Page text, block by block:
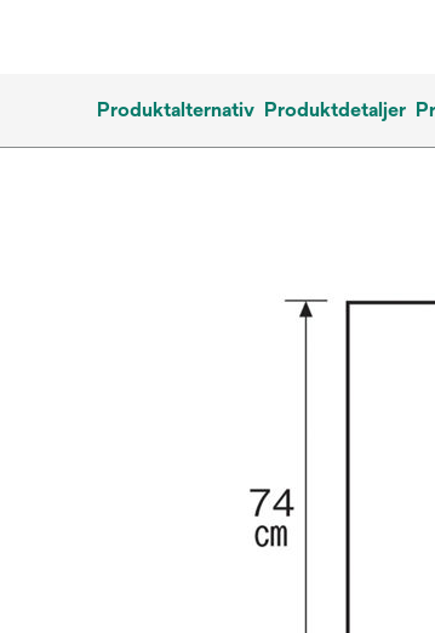
Produktalternativ Produktdetaljer